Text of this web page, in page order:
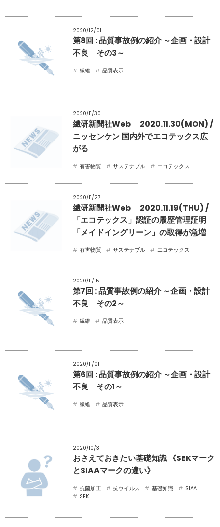
2020/12/01
第8回 : 品質事故例の紹介 ～企画・設計
不良 その3～
繊維 品質表示
2020/11/30
繊研新聞社Web 2020.11.30(MON) /
ニッセンケン 国内外でエコテックス広
がる
有害物質 サステナブル エコテックス
2020/11/27
繊研新聞社Web 2020.11.19(THU) /
「エコテックス」認証の履歴管理証明
「メイドイングリーン」の取得が急増
有害物質 サステナブル エコテックス
2020/11/15
第7回 : 品質事故例の紹介 ～企画・設計
不良 その2～
繊維 品質表示
2020/11/01
第6回 : 品質事故例の紹介 ～企画・設計
不良 その1～
繊維 品質表示
2020/10/31
おさえておきたい基礎知識 《SEKマーク
とSIAAマークの違い》
抗菌加工 抗ウイルス 基礎知識
SIAA
SEK